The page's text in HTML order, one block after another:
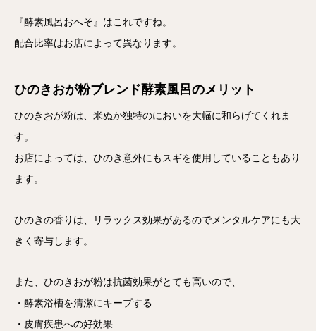
『酵素風呂おへそ』はこれですね。
配合比率はお店によって異なります。
ひのきおが粉ブレンド酵素風呂のメリット
ひのきおが粉は、米ぬか独特のにおいを大幅に和らげてくれま
す。
お店によっては、ひのき意外にもスギを使用していることもあり
ます。
ひのきの香りは、リラックス効果があるのでメンタルケアにも大
きく寄与します。
また、ひのきおが粉は抗菌効果がとても高いので、
・酵素浴槽を清潔にキープする
・皮膚疾患への好効果